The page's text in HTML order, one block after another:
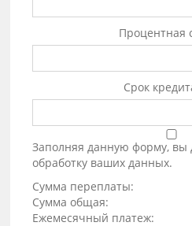
Процентная
Срок
Заполняя данную форму, вы
обработку ваших данных.
Сумма переплаты:
Сумма общая:
Ежемесячный платеж: